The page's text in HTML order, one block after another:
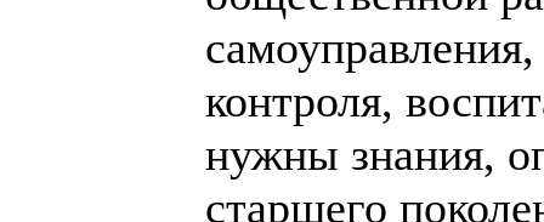
контроля,
нужны знания,
старшего